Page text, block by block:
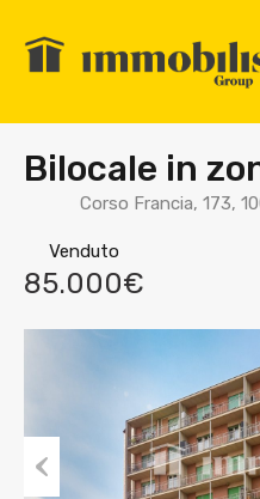
Bilocale in
Corso Francia, 173,
Venduto
85.000€